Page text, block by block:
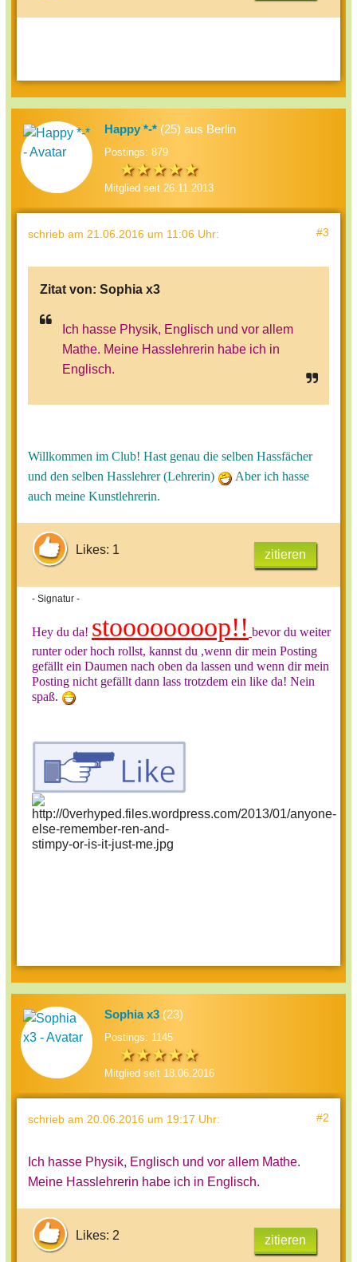
Happy *-* (25) aus Berlin
Postings: 879
Mitglied seit 26.11.2013
schrieb am 21.06.2016 um 11:06 Uhr: #3
Zitat von: Sophia x3
Ich hasse Physik, Englisch und vor allem
Mathe. Meine Hasslehrerin habe ich in
Englisch.
Willkommen im Club! Hast genau die selben Hassfächer
und den selben Hasslehrer (Lehrerin)
Aber ich hasse
auch meine Kunstlehrerin.
Likes: 1 zitieren
- Signatur -
Hey du da! stoooooooop!! bevor du weiter
runter oder hoch rollst, kannst du ,wenn dir mein Posting
gefällt ein Daumen nach oben da lassen und wenn dir mein
Posting nicht gefällt dann lass trotzdem ein like da! Nein
spaß.
Sophia x3 (23)
Postings: 1145
Mitglied seit 18.06.2016
schrieb am 20.06.2016 um 19:17 Uhr: #2
Ich hasse Physik, Englisch und vor allem Mathe.
Meine Hasslehrerin habe ich in Englisch.
Likes: 2 zitieren